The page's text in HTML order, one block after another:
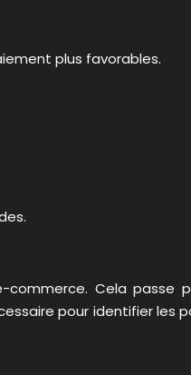
plus favorables.
Cela passe
pour identifier